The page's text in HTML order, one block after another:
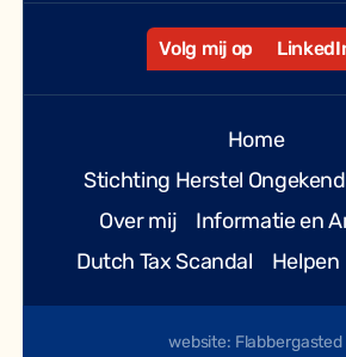
Volg mij op
Home
Stichting Herstel
Over mij
Informatie en
Dutch Tax Scandal
Helpen
website: Flabbergasted